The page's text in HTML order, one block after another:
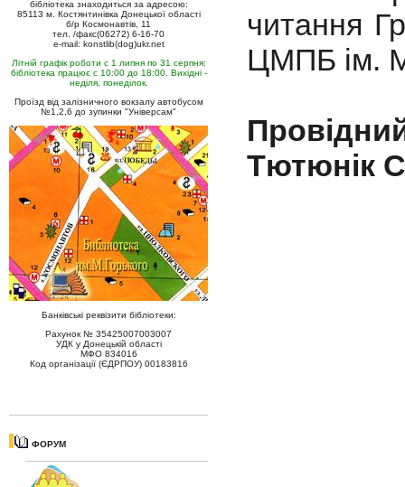
бібліотека знаходиться за адресою:
85113 м. Костянтинівка Донецької області
б/р Космонавтів, 11
тел. /факс(06272) 6-16-70
e-mail: konstlib(dog)ukr.net
Літній графік роботи с 1 липня по 31 серпня:
бібліотека працює с 10:00 до 18:00. Вихідні -
неділя, понеділок.
Проїзд від залізничного вокзалу автобусом
№1,2,6 до зупинки "Універсам"
Банківські реквізити бібліотеки:
Рахунок № 35425007003007
УДК у Донецькій області
МФО 834016
Код організації (ЄДРПОУ) 00183816
ФОРУМ
читання
ЦМПБ ім.
Тютюнік